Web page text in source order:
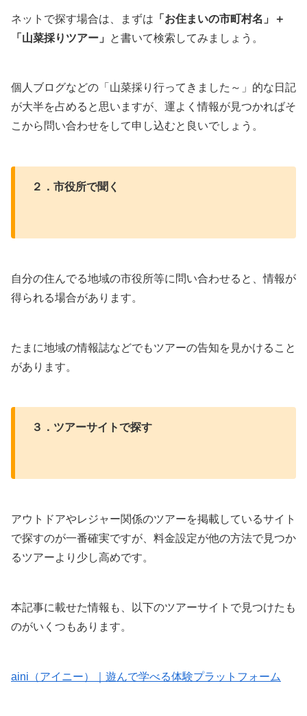
ネットで探す場合は、まずは 「お住まいの市町村名」＋
「山菜採りツアー」
と書いて検索してみましょう。
個人ブログなどの「山菜採り行ってきました～」的な日記
が大半を占めると思いますが、運よく情報が見つかればそ
こから問い合わせをして申し込むと良いでしょう。
２． 市役所で聞く
自分の住んでる地域の市役所等に問い合わせると、情報が
得られる場合があります。
たまに地域の情報誌などでもツアーの告知を見かけること
があります。
３．ツアーサイトで探す
アウトドアやレジャー関係のツアーを掲載しているサイト
で探すのが一番確実ですが、料金設定が他の方法で見つか
るツアーより少し高めです。
本記事に載せた情報も、以下のツアーサイトで見つけたも
のがいくつもあります。
aini（アイニー）｜遊んで学べる体験プラットフォーム